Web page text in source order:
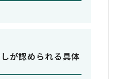
が認められる具体